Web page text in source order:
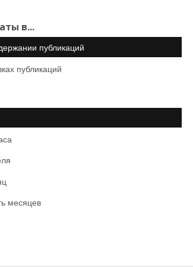
в...
публикаций
публикаций
месяцев